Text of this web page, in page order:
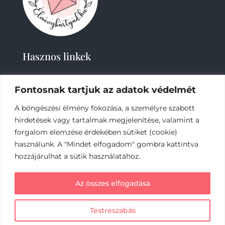
Fontosnak tartjuk az adatok védelmét
A böngészési élmény fokozása, a személyre szabott
hirdetések vagy tartalmak megjelenítése, valamint a
forgalom elemzése érdekében sütiket (cookie)
használunk. A "Mindet elfogadom" gombra kattintva
hozzájárulhat a sütik használatához.
Testreszabás
Az összes elfogadása
Hasznos linkek
2019-2023 – Élménykártyád-Nagy Tímea © Minden
jog fenntartva.
Az online fizetést a Barion Payment Zrt. biztosítja,
MNB engedély száma: H-EN-I-1064/2013